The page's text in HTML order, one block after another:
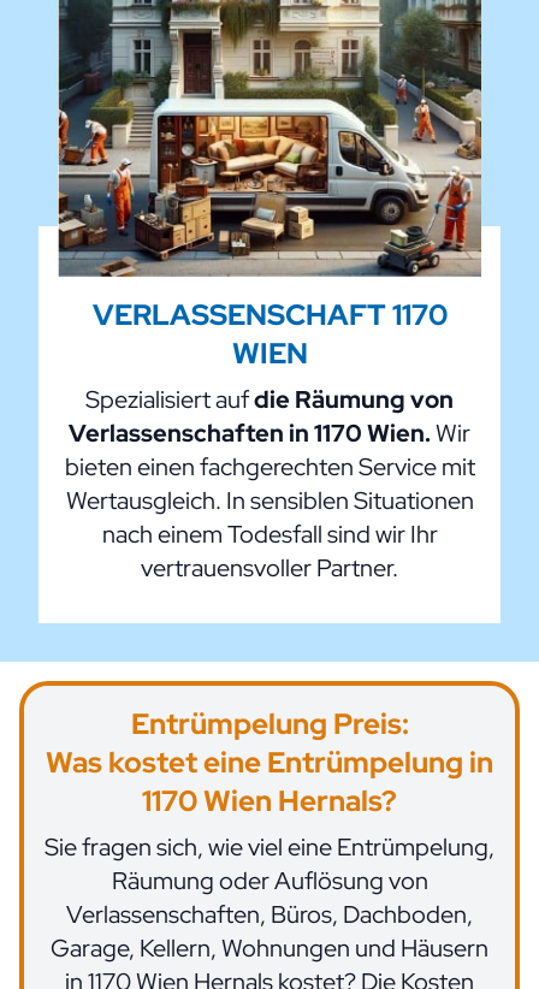
VERLASSENSCHAFT 1170
WIEN
Spezialisiert aufdie Räumung von
Verlassenschaften in 1170 Wien.Wir
bieten einen fachgerechten Service mit
Wertausgleich. In sensiblen Situationen
nach einem Todesfall sind wir Ihr
vertrauensvoller Partner.
Entrümpelung Preis:
Was kostet eine Entrümpelung in
1170 Wien Hernals?
Sie fragen sich, wie viel eine Entrümpelung,
Räumung oder Auflösung von
Verlassenschaften, Büros, Dachboden,
Garage, Kellern, Wohnungen und Häusern
in 1170 Wien Hernals kostet? Die Kosten